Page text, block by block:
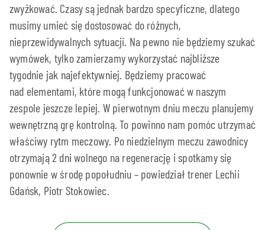
zwyżkować. Czasy są jednak bardzo specyficzne, dlatego
musimy umieć się dostosować do różnych,
nieprzewidywalnych sytuacji. Na pewno nie będziemy szukać
wymówek, tylko zamierzamy wykorzystać najbliższe
tygodnie jak najefektywniej. Będziemy pracować
nad elementami, które mogą funkcjonować w naszym
zespole jeszcze lepiej. W pierwotnym dniu meczu planujemy
wewnętrzną grę kontrolną. To powinno nam pomóc utrzymać
właściwy rytm meczowy. Po niedzielnym meczu zawodnicy
otrzymają 2 dni wolnego na regenerację i spotkamy się
ponownie w środę popołudniu – powiedział trener Lechii
Gdańsk, Piotr Stokowiec.